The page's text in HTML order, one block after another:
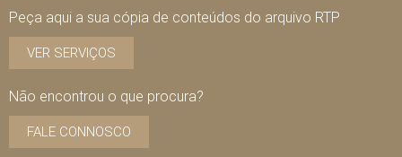
Peça aqui a sua cópia de conteúdos do arquivo RTP
VER SERVIÇOS
Não encontrou o que procura?
FALE CONNOSCO